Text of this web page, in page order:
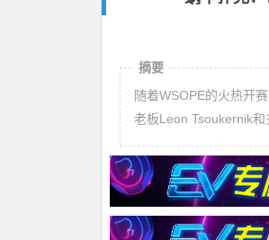
摘要
随着WSOPE的火热开
老板Leon Tsoukernik和